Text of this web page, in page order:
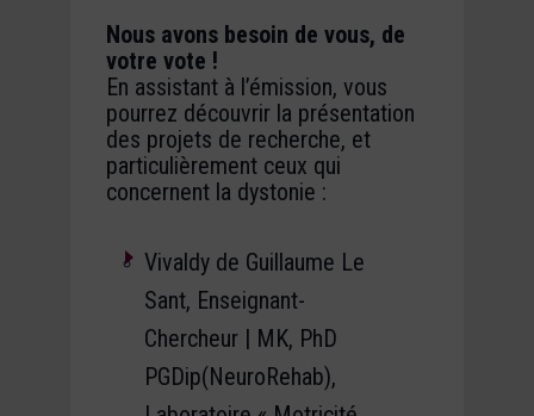
Nous avons besoin de vous, de
votre vote !
En assistant à l’émission, vous
pourrez découvrir la présentation
des projets de recherche, et
particulièrement ceux qui
concernent la dystonie :
Vivaldy de Guillaume Le
Sant, Enseignant-
Chercheur | MK, PhD
PGDip(NeuroRehab),